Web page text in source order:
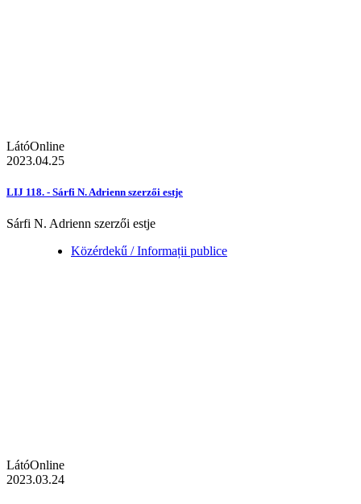
LátóOnline
2023.04.25
LIJ 118. - Sárfi N. Adrienn szerzői estje
Sárfi N. Adrienn szerzői estje
Közérdekű / Informații publice
LátóOnline
2023.03.24